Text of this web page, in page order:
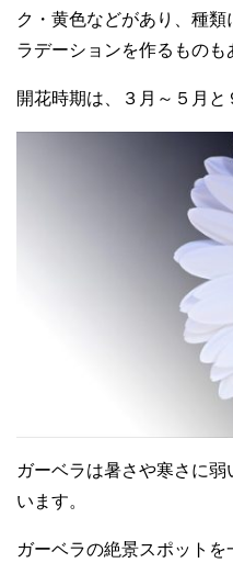
ク・黄色などがあり、種
ラデーションを作るものも
開花時期は、３月～５月と
ガーベラは暑さや寒さに
います。
ガーベラの絶景スポットを